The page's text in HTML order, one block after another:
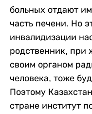
больных отдают
часть печени. Но
инвалидизации
родственник, при
своим органом
человека, тоже
Поэтому
стране институт